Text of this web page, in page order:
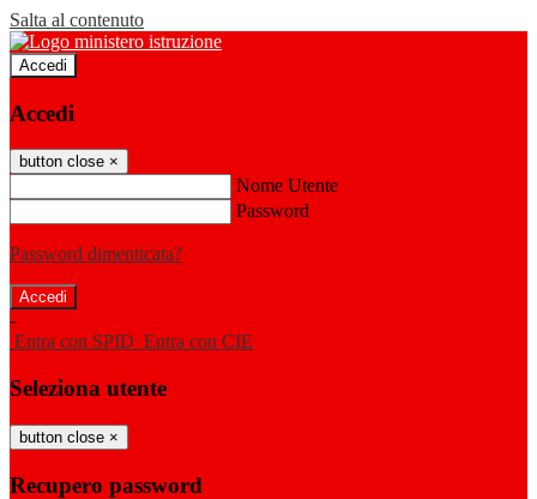
Salta al contenuto
Accedi
Accedi
button close ×
Nome Utente
Password
Password dimenticata?
-
Entra con SPID Entra con CIE
Seleziona utente
button close ×
Recupero password